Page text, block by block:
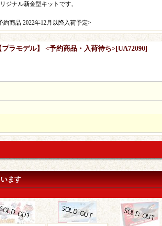
ジナル新金型キットです。
約商品 2022年12月以降入荷予定>
ラモデル】 <予約商品・入荷待ち>[UA72090]
ます